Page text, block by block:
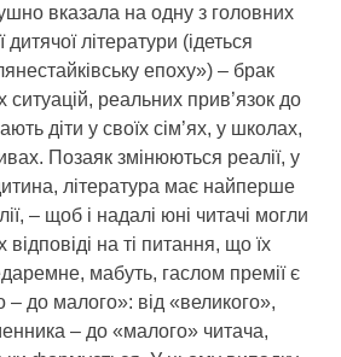
вказала на одну з головних
літератури (ідеться
епоху») – брак
реальних прив’язок до
діти у своїх сім’ях, у школах,
Позаяк змінюються реалії, у
література має найперше
– щоб і надалі юні читачі могли
на ті питання, що їх
мабуть, гаслом премії є
– до малого»: від «великого»,
– до «малого» читача,